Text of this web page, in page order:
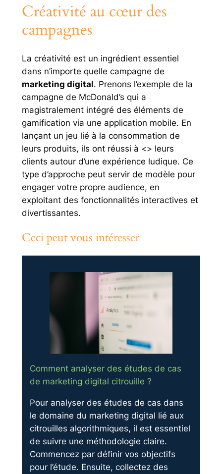
Créativité au cœur des
campagnes
La créativité est un ingrédient essentiel
dans n’importe quelle campagne de
marketing digital. Prenons l’exemple de la
campagne de McDonald’s qui a
magistralement intégré des éléments de
gamification via une application mobile. En
lançant un jeu lié à la consommation de
leurs produits, ils ont réussi à <> leurs
clients autour d’une expérience ludique. Ce
type d’approche peut servir de modèle pour
engager votre propre audience, en
exploitant des fonctionnalités interactives et
divertissantes.
Ceci peut vous intéresser
Comment analyser des études de cas
de marketing digital citrouille ?
Pour analyser des études de cas dans
le domaine du marketing digital lié aux
citrouilles algorithmiques, il est essentiel
de suivre une méthodologie claire.
Commencez par définir vos objectifs
pour l’étude. Ensuite, collectez des